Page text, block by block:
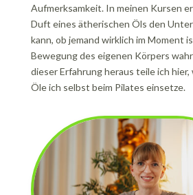
Aufmerksamkeit. In meinen Kursen
Duft eines ätherischen Öls den
kann, ob jemand wirklich im Moment
Bewegung des eigenen Körpers
dieser Erfahrung heraus teile ich
Öle ich selbst beim Pilates einsetze.